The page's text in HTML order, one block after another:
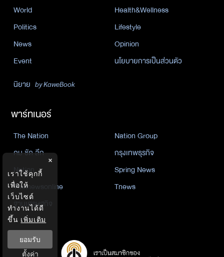
World
Health&Wellness
Politics
Lifestyle
News
Opinion
Event
นโยบายการเป็นส่วนตัว
นิยาย by KaweBook
พาร์ทเนอร์
The Nation
Nation Group
คม ชัด ลึก
กรุงเทพธุรกิจ
Nation
Spring News
Thainewsonline
Tnews
ฐานเศรษฐกิจ
×
เราใช้คุกกี้
เพื่อให้
เว็บไซต์
ทำงานได้ดี
ขึ้น เพิ่มเติม
ยอมรับ
ตั้งค่า